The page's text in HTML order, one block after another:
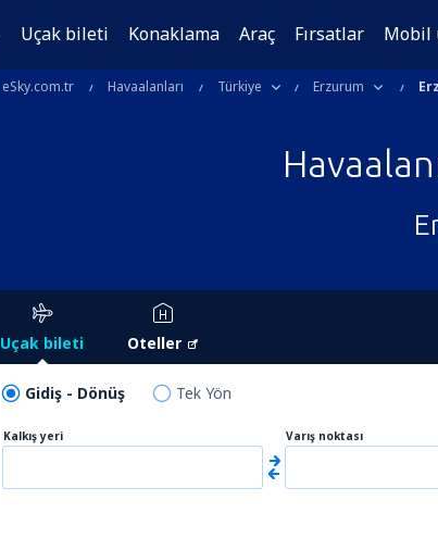
Uçak bileti Konaklama Araç Fırsatlar Mobil
eSky.com.tr Havaalanları Türkiye Erzurum
Uçak bileti Oteller
Gidiş - Dönüş Tek Yön
Kalkış yeri Varış noktası